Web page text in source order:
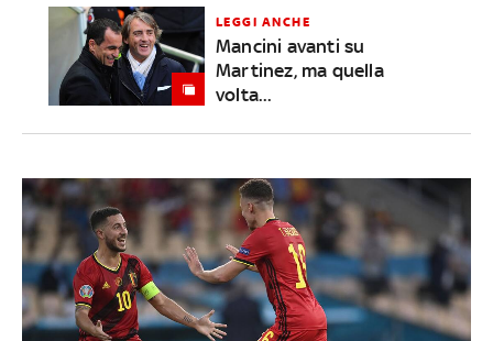
LEGGI ANCHE
Mancini avanti su
Martinez, ma quella
volta...